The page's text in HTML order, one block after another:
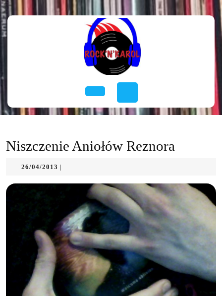
Skip
to
content
Button
Niszczenie Aniołów Reznora
26/04/2013 26/04/2013